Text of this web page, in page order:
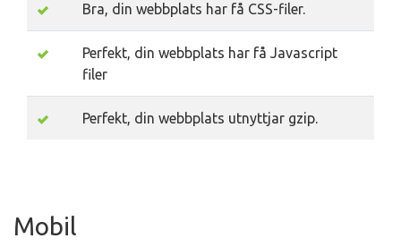
Bra, din webbplats har få CSS-filer.
Perfekt, din webbplats har få Javascript
filer
Perfekt, din webbplats utnyttjar gzip.
Mobil